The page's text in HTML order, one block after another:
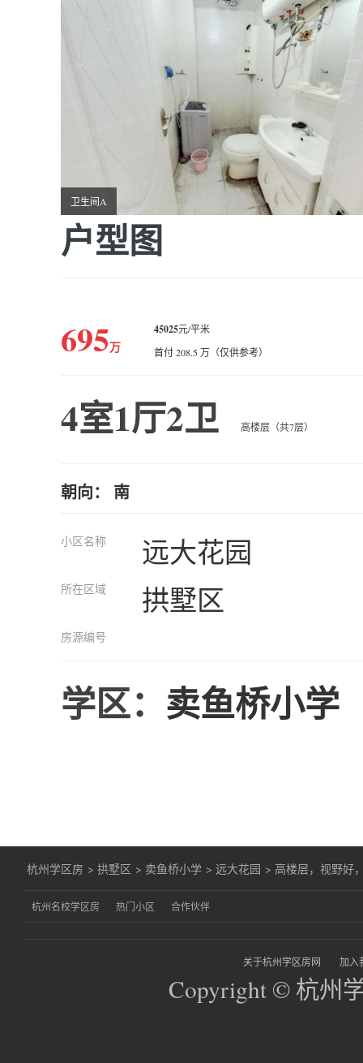
卫生间A
户型图
695万
45025元/平米
首付 208.5 万（仅供参考）
4室1厅2卫 高楼层（共7层）
朝向： 南
小区名称 远大花园
所在区域 拱墅区
房源编号
学区： 卖鱼桥小学
杭州学区房 >拱墅区 > 卖鱼桥小学 >远大花园 > 高楼层，视野好
杭州名校学区房 热门小区 合作伙伴
关于杭州学区房网 加入
Copyright © 杭州